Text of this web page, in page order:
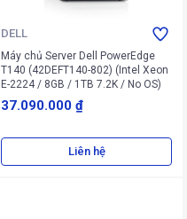
DELL
Máy chủ Server Dell PowerEdge
T140 (42DEFT140-802) (Intel Xeon
E-2224 / 8GB / 1TB 7.2K / No OS)
37.090.000 ₫
Liên hệ